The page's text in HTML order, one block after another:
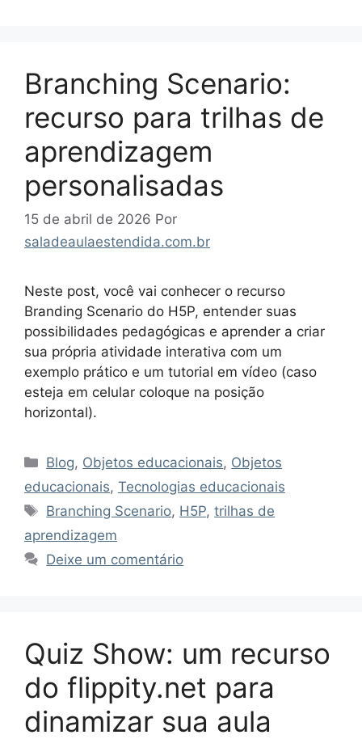
Branching Scenario:
recurso para trilhas de
aprendizagem
personalisadas
15 de abril de 2026 Por
saladeaulaestendida.com.br
Neste post, você vai conhecer o recurso
Branding Scenario do H5P, entender suas
possibilidades pedagógicas e aprender a criar
sua própria atividade interativa com um
exemplo prático e um tutorial em vídeo (caso
esteja em celular coloque na posição
horizontal).
Categorias
Blog, Objetos educacionais, Objetos
educacionais, Tecnologias educacionais
Tags
Branching Scenario, H5P,trilhas de
aprendizagem
Deixe um comentário
Quiz Show: um recurso
do flippity.net para
dinamizar sua aula